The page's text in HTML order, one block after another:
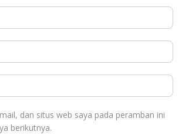
dan situs web saya pada peramban ini
berikutnya.